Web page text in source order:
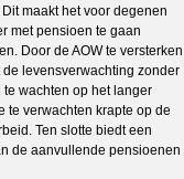
maakt het voor degenen
met pensioen te gaan
Door de AOW te versterken
levensverwachting zonder
wachten op het langer
te verwachten krapte op de
Ten slotte biedt een
de aanvullende pensioenen